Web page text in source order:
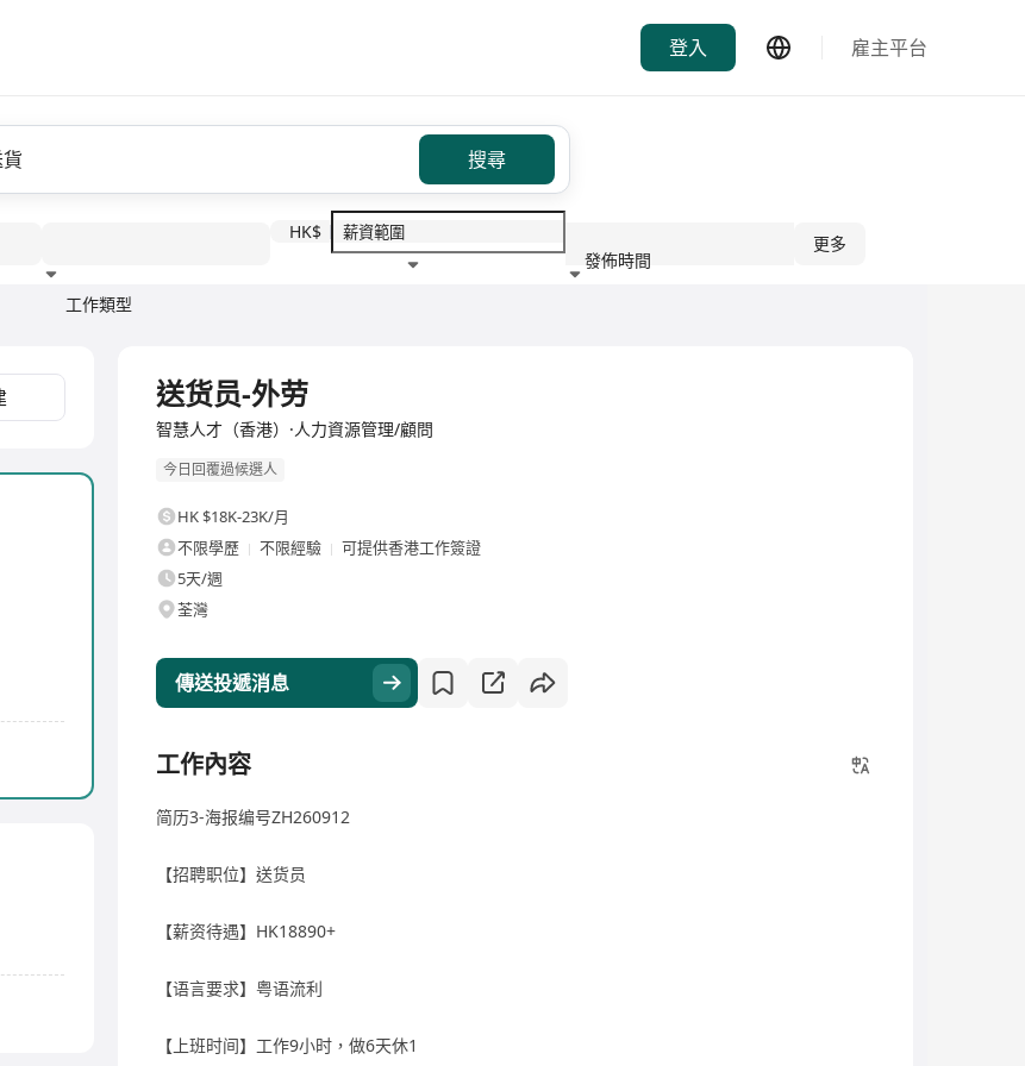
登入 雇主平台
搜尋
工作類型
HK$
發佈時間
更多
送货员-外劳
智慧人才（香港）·人力資源管理/顧問
今日回覆過候選人
HK $18K-23K/月
不限學歷
不限經驗
可提供香港工作簽證
5天/週
荃灣
傳送投遞消息
工作內容
简历3-海报编号ZH260912
【招聘职位】送货员
【薪资待遇】HK18890+
【语言要求】粤语流利
【上班时间】工作9小时，做6天休1